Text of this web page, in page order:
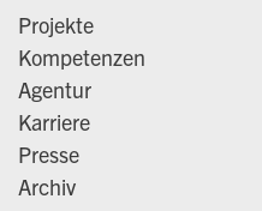
Projekte
Kompetenzen
Agentur
Karriere
Presse
Archiv